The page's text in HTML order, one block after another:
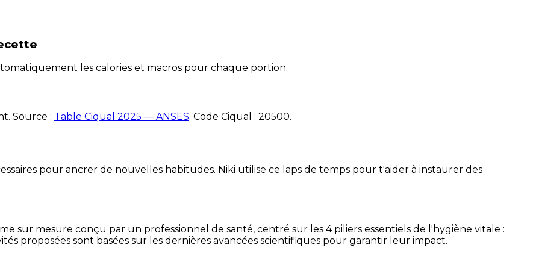
les calories et macros pour chaque portion.
Source : Table Ciqual 2025 — ANSES. Code Ciqual : 20500.
pour ancrer de nouvelles habitudes. Niki utilise ce laps de temps pour t'aider à instaurer des
sur mesure conçu par un professionnel de santé, centré sur les 4 piliers essentiels de l'hygiène vitale :
proposées sont basées sur les dernières avancées scientifiques pour garantir leur impact.